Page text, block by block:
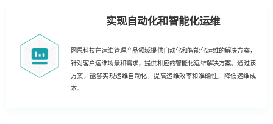
实现自动化和智能化运维
网思科技在运维管理产品领域提供自动化和智能化运维的解决方案，
针对客户运维场景和需求，提供相应的智能化运维解决方案。通过该
方案，能够实现运维自动化，提高运维效率和准确性，降低运维成
本。